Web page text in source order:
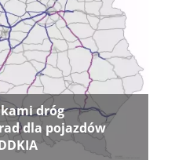
dróg
dla pojazdów